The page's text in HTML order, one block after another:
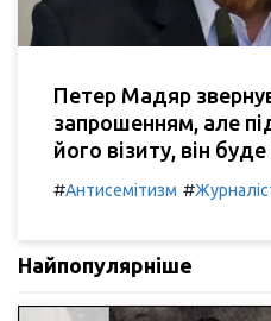
Петер Мадяр
запрошенням, але
його візиту, він
#Антисемітизм #
Найпопулярніше